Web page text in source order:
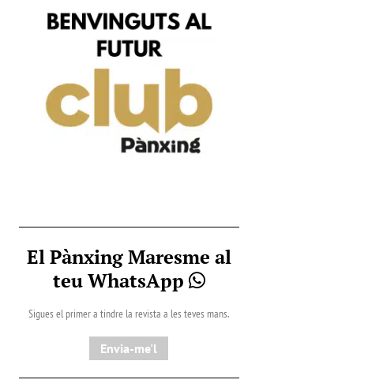
El Pànxing Maresme al
teu WhatsApp
Sigues el primer a tindre la revista a les teves mans.
Envia-me'l